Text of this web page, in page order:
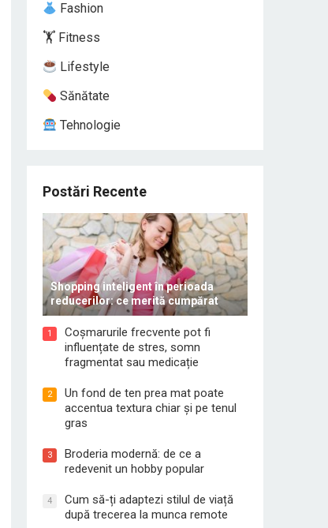
Fashion
🏋️ Fitness
Lifestyle
Sănătate
Tehnologie
Postări Recente
Shopping inteligent în perioada
reducerilor: ce merită cumpărat
1
Coșmarurile frecvente pot fi
influențate de stres, somn
fragmentat sau medicație
2
Un fond de ten prea mat poate
accentua textura chiar și pe tenul
gras
3
Broderia modernă: de ce a
redevenit un hobby popular
4
Cum să-ți adaptezi stilul de viață
după trecerea la munca remote